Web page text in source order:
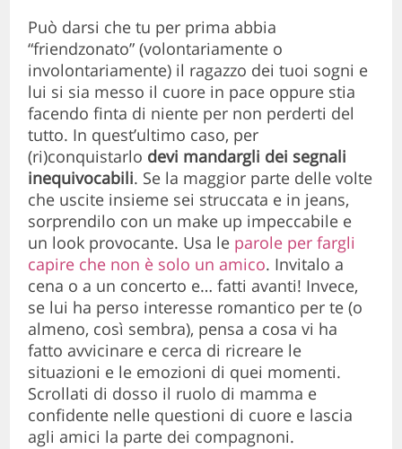
Può darsi che tu per prima abbia
“friendzonato” (volontariamente o
involontariamente) il ragazzo dei tuoi sogni e
lui si sia messo il cuore in pace oppure stia
facendo finta di niente per non perderti del
tutto. In quest’ultimo caso, per
(ri)conquistarlo devi mandargli dei segnali
inequivocabili. Se la maggior parte delle volte
che uscite insieme sei struccata e in jeans,
sorprendilo con un make up impeccabile e
un look provocante. Usa le parole per fargli
capire che non è solo un amico. Invitalo a
cena o a un concerto e… fatti avanti! Invece,
se lui ha perso interesse romantico per te (o
almeno, così sembra), pensa a cosa vi ha
fatto avvicinare e cerca di ricreare le
situazioni e le emozioni di quei momenti.
Scrollati di dosso il ruolo di mamma e
confidente nelle questioni di cuore e lascia
agli amici la parte dei compagnoni.